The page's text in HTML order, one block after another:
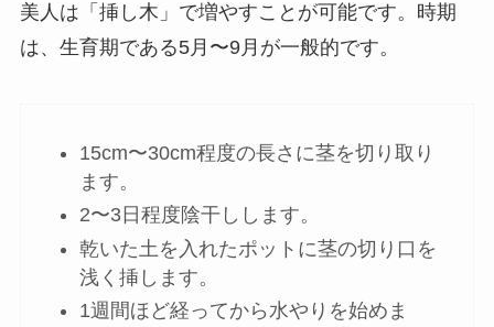
美人は「挿し木」で増やすことが可能です。時期
は、生育期である5月〜9月が一般的です。
15cm〜30cm程度の長さに茎を切り取り
ます。
2〜3日程度陰干しします。
乾いた土を入れたポットに茎の切り口を
浅く挿します。
1週間ほど経ってから水やりを始めま